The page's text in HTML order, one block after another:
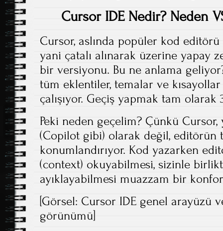
Cursor IDE Nedir? Neden
Cursor, aslında popüler kod editörü
yani çatalı alınarak üzerine yapay
bir versiyonu. Bu ne anlama geliyor?
tüm eklentiler, temalar ve
çalışıyor. Geçiş yapmak tam olarak
Peki neden geçelim? Çünkü
(Copilot gibi) olarak değil, editörün
konumlandırıyor. Kod yazarken
(context) okuyabilmesi, sizinle
ayıklayabilmesi muazzam bir
[Görsel: Cursor IDE genel arayüzü
görünümü]